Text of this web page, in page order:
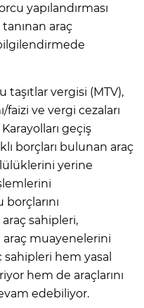
yapılandırması
araç
vergisi (MTV),
faizi ve vergi cezaları
geçiş
borçları bulunan araç
yerine
sahipleri,
araç muayenelerini
sahipleri hem yasal
hem de araçlarını
edebiliyor.